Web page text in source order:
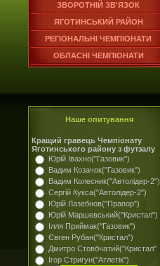
ЗВОРОТНІЙ ЗВ'ЯЗОК
ЯГОТИНСЬКИЙ РАЙОН
РЕГІОНАЛЬНІ ЧЕМПІОНАТИ
ОБЛАСНІ ЧЕМПІОНАТИ
Наше опитування
Кращий гравець Чемпіонату
Яготинського району з футзалу
Юрій Івахно("Газовик")
Вадим Козачок("Газовик")
Вадим Колесник("Автолідер-2")
Сергій Кукса("Автолідер-2")
Юрій Лазебнов("Прапор")
Юрій Маршевський("Кристал")
Ілля Приймак("Газовик")
Євген Рубан("Кристал")
Дмитро Стовбчатий("Кристал"
Ігор Стригун("Атлетік")